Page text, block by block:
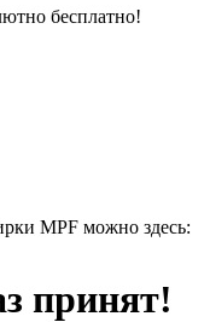
бесплатно!
MPF можно здесь:
принят!